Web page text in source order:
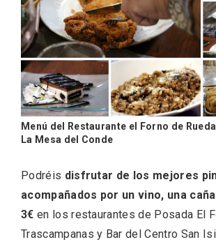
Menú del Restaurante el Forno de
La Mesa del Conde
Podréis disfrutar de los mejores
acompañados por un vino, una
3€ en los restaurantes de Posada El
Trascampanas y Bar del Centro San
La zonificación como
de la Ruta del Vino de Rueda